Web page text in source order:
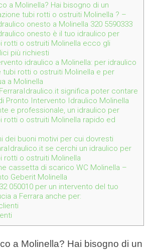
a Molinella? Hai bisogno di un
tubi rotti o ostruiti Molinella ? –
onesto a Molinella 320 5590333
onesto è il tuo idraulico per
rotti o ostruiti Molinella ecco gli
più richiesti
idraulico a Molinella: per idraulico
tubi rotti o ostruiti Molinella e per
a Molinella
significa poter contare
Pronto Intervento Idraulico Molinella
e professionale, un idraulico per
rotti o ostruiti Molinella rapido ed
dei buoni motivi per cui dovresti
se cerchi un idraulico per
rotti o ostruiti Molinella
cassetta di scarico WC Molinella –
Geberit Molinella
050010 per un intervento del tuo
a Ferrara anche per:
a Molinella? Hai bisogno di un